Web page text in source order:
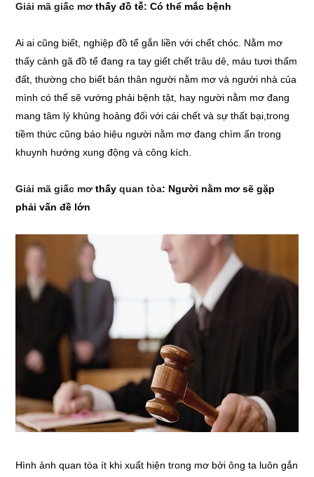
Giải mã giấc mơthấy đồ tễ: Có thể mắc bệnh
Ai ai cũng biết, nghiệp đồ tể gắn liền với chết chóc. Nằm mơ
thấy cảnh gã đồ tể đang ra tay giết chết trâu dê, máu tươi thấm
đất, thường cho biết bản thân người nằm mơ và người nhà của
mình có thể sẽ vướng phải bệnh tật, hay người nằm mơ đang
mang tâm lý khủng hoảng đối với cái chết và sự thất bại,trong
tiềm thức cũng báo hiệu người nằm mơ đang chìm ẩn trong
khuynh hướng xung động và công kích.
Giải mã giấc mơthấyquan tòa: Người nằm mơ sẽ gặp
phải vấn đề lớn
Hình ảnh quan tòa ít khi xuất hiện trong mơ bởi ông ta luôn gắn